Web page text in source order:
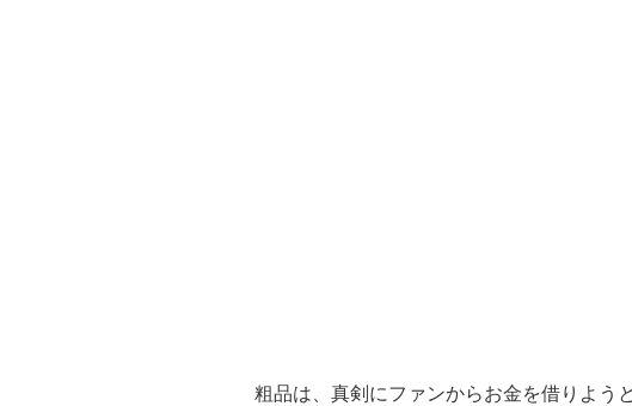
粗品は、真剣にファンからお金を借りよう